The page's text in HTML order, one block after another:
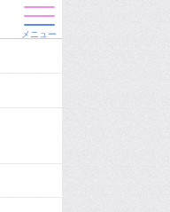
メニュー